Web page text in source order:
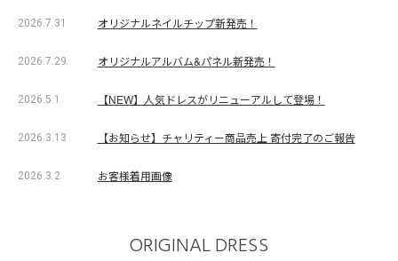
2026.7.31 オリジナルネイルチップ新発売！
2026.7.29 オリジナルアルバム&パネル新発売！
2026.5.1 【NEW】人気ドレスがリニューアルして登場！
2026.3.13 【お知らせ】チャリティー商品売上 寄付完了のご報告
2026.3.2 お客様着用画像
ORIGINAL DRESS